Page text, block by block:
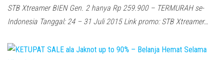
STB Xtreamer BIEN Gen. 2 hanya Rp 259.900 – TERMURAH se-
Indonesia Tanggal: 24 – 31 Juli 2015 Link promo: STB Xtreamer…